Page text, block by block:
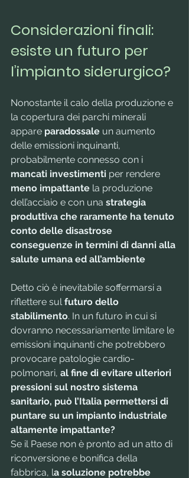
Considerazioni finali:
esiste un futuro per
l’impianto siderurgico?
Nonostante il calo della produzione e
la copertura dei parchi minerali
appare paradossale un aumento
delle emissioni inquinanti,
probabilmente connesso con i
mancati investimenti per rendere
meno impattante la produzione
dell’acciaio e con una strategia
produttiva che raramente ha tenuto
conto delle disastrose
conseguenze in termini di danni alla
salute umana ed all’ambiente
Detto ciò è inevitabile soffermarsi a
riflettere sul futuro dello
stabilimento. In un futuro in cui si
dovranno necessariamente limitare le
emissioni inquinanti che potrebbero
provocare patologie cardio-
polmonari, al fine di evitare ulteriori
pressioni sul nostro sistema
sanitario, può l’Italia permettersi di
puntare su un impianto industriale
altamente impattante?
Se il Paese non è pronto ad un atto di
riconversione e bonifica della
fabbrica, la soluzione potrebbe